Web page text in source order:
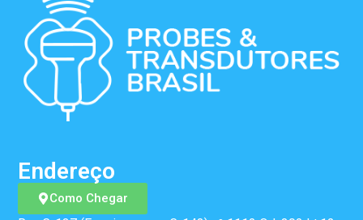
Como Chegar
Endereço